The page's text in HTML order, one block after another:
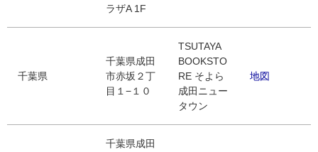
ラザA 1F
千葉県
千葉県成田
市赤坂２丁
目１−１０
TSUTAYA
BOOKSTO
RE そよら
成田ニュー
タウン
地図
千葉県成田